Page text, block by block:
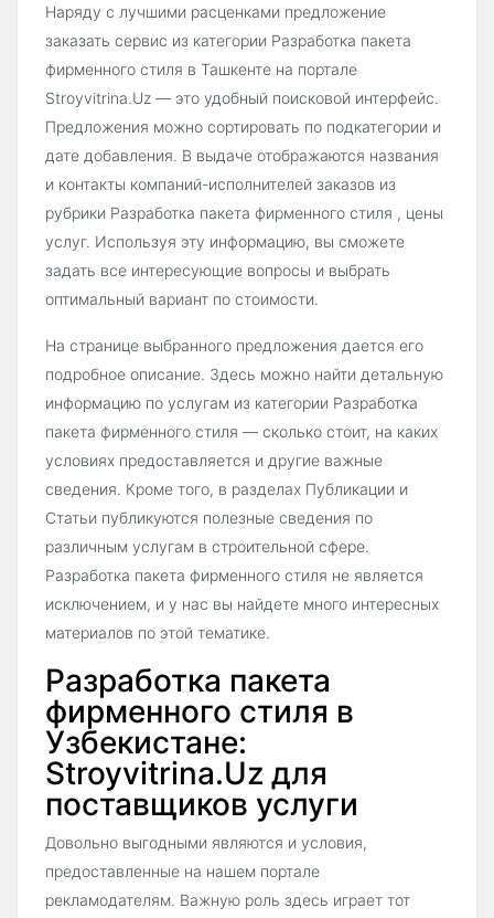
Наряду с лучшими расценками предложение
заказать сервис из категории Разработка пакета
фирменного стиля в Ташкенте на портале
Stroyvitrina.Uz — это удобный поисковой интерфейс.
Предложения можно сортировать по подкатегории и
дате добавления. В выдаче отображаются названия
и контакты компаний-исполнителей заказов из
рубрики Разработка пакета фирменного стиля , цены
услуг. Используя эту информацию, вы сможете
задать все интересующие вопросы и выбрать
оптимальный вариант по стоимости.
На странице выбранного предложения дается его
подробное описание. Здесь можно найти детальную
информацию по услугам из категории Разработка
пакета фирменного стиля — сколько стоит, на каких
условиях предоставляется и другие важные
сведения. Кроме того, в разделах Публикации и
Статьи публикуются полезные сведения по
различным услугам в строительной сфере.
Разработка пакета фирменного стиля не является
исключением, и у нас вы найдете много интересных
материалов по этой тематике.
Разработка пакета
фирменного стиля в
Узбекистане:
Stroyvitrina.Uz для
поставщиков услуги
Довольно выгодными являются и условия,
предоставленные на нашем портале
рекламодателям. Важную роль здесь играет тот